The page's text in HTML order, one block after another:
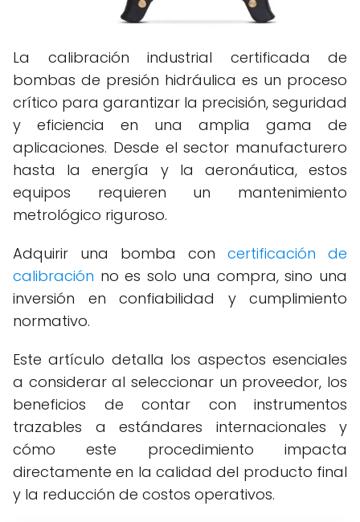
La calibración industrial certificada de
bombas de presión hidráulica es un proceso
crítico para garantizar la precisión, seguridad
y eficiencia en una amplia gama de
aplicaciones. Desde el sector manufacturero
hasta la energía y la aeronáutica, estos
equipos requieren un mantenimiento
metrológico riguroso.
Adquirir una bomba con certificación de
calibración no es solo una compra, sino una
inversión en confiabilidad y cumplimiento
normativo.
Este artículo detalla los aspectos esenciales
a considerar al seleccionar un proveedor, los
beneficios de contar con instrumentos
trazables a estándares internacionales y
cómo este procedimiento impacta
directamente en la calidad del producto final
y la reducción de costos operativos.